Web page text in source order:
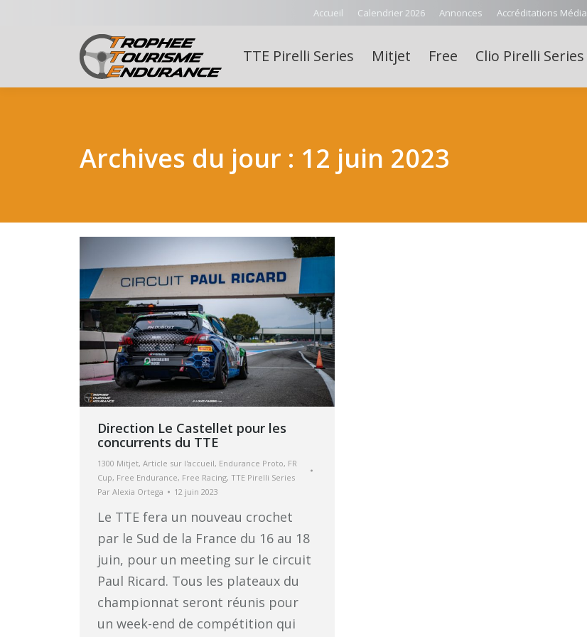
Accueil Calendrier 2026 Annonces Accréditations Média
TTE Pirelli Series Mitjet Free Clio Pirelli Series
Archives du jour : 12 juin 2023
Direction Le Castellet pour les
concurrents du TTE
1300 Mitjet, Article sur l'accueil, Endurance Proto, FR
Cup, Free Endurance, Free Racing, TTE Pirelli Series
Par Alexia Ortega 12 juin 2023
Le TTE fera un nouveau crochet
par le Sud de la France du 16 au 18
juin, pour un meeting sur le circuit
Paul Ricard. Tous les plateaux du
championnat seront réunis pour
un week-end de compétition qui